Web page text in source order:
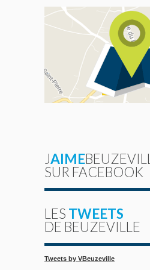
JAIME
SUR FACEBOOK
LES TWEETS
DE BEUZEVILLE
Tweets by VBeuzeville